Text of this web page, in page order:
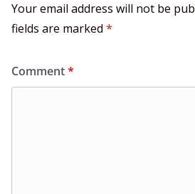
Your email address will not be
fields are marked *
Comment*